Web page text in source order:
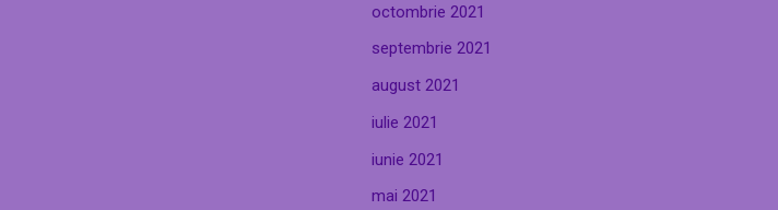
octombrie 2021
septembrie 2021
august 2021
iulie 2021
iunie 2021
mai 2021